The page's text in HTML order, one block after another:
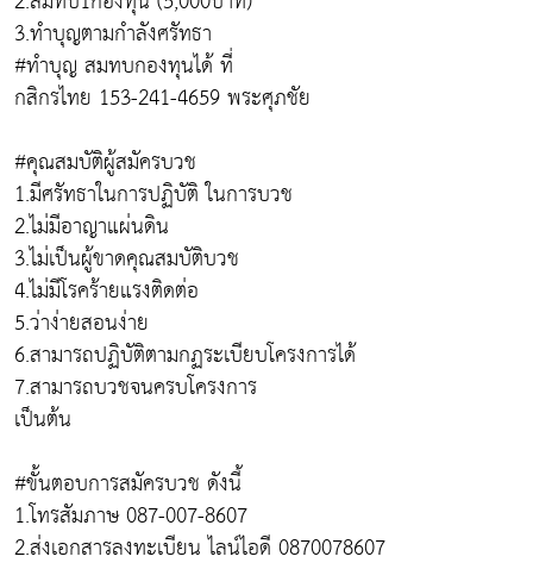
3.ทำบุญตามกำลังศรัทธา
#ทำบุญ สมทบกองทุนได้ ที่
กสิกรไทย 153-241-4659 พระศุภชัย
#คุณสมบัติผู้สมัครบวช
1.มีศรัทธาในการปฏิบัติ ในการบวช
2.ไม่มีอาญาแผ่นดิน
3.ไม่เป็นผู้ขาดคุณสมบัติบวช
4.ไม่มีโรคร้ายแรงติดต่อ
5.ว่าง่ายสอนง่าย
6.สามารถปฏิบัติตามกฏระเบียบโครงการได้
7.สามารถบวชจนครบโครงการ
เป็นต้น
#ขั้นตอบการสมัครบวช ดังนี้
1.โทรสัมภาษ 087-007-8607
2.ส่งเอกสารลงทะเบียน ไลน์ไอดี 0870078607